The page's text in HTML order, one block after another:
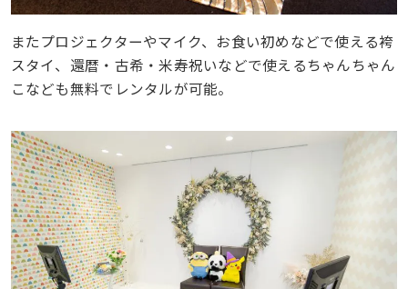
またプロジェクターやマイク、お食い初めなどで使える袴
スタイ、還暦・古希・米寿祝いなどで使えるちゃんちゃん
こなども無料でレンタルが可能。